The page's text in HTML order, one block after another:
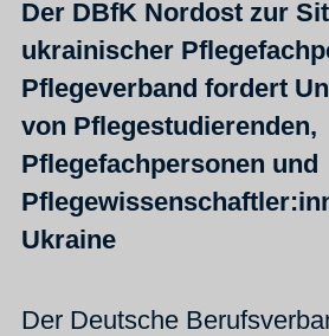
Der DBfK Nordost zur
ukrainischer
Pflegeverband fordert
von Pflegestudierenden,
Pflegefachpersonen und
Ukraine
Der Deutsche